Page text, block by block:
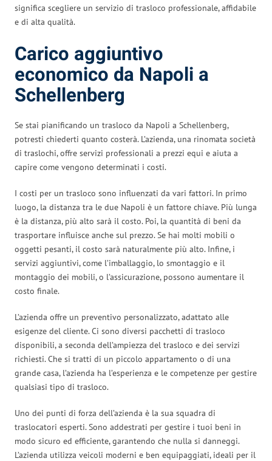
significa scegliere un servizio di trasloco professionale, affidabile
e di alta qualità.
Carico aggiuntivo
economico da Napoli a
Schellenberg
Se stai pianificando un trasloco da Napoli a Schellenberg,
potresti chiederti quanto costerà. L’azienda, una rinomata società
di traslochi, offre servizi professionali a prezzi equi e aiuta a
capire come vengono determinati i costi.
I costi per un trasloco sono influenzati da vari fattori. In primo
luogo, la distanza tra le due Napoli è un fattore chiave. Più lunga
è la distanza, più alto sarà il costo. Poi, la quantità di beni da
trasportare influisce anche sul prezzo. Se hai molti mobili o
oggetti pesanti, il costo sarà naturalmente più alto. Infine, i
servizi aggiuntivi, come l’imballaggio, lo smontaggio e il
montaggio dei mobili, o l’assicurazione, possono aumentare il
costo finale.
L’azienda offre un preventivo personalizzato, adattato alle
esigenze del cliente. Ci sono diversi pacchetti di trasloco
disponibili, a seconda dell’ampiezza del trasloco e dei servizi
richiesti. Che si tratti di un piccolo appartamento o di una
grande casa, l’azienda ha l’esperienza e le competenze per gestire
qualsiasi tipo di trasloco.
Uno dei punti di forza dell’azienda è la sua squadra di
traslocatori esperti. Sono addestrati per gestire i tuoi beni in
modo sicuro ed efficiente, garantendo che nulla si danneggi.
L’azienda utilizza veicoli moderni e ben equipaggiati, ideali per il